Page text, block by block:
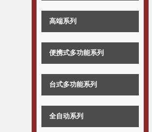
高端系列
便携式多功能系列
台式多功能系列
全自动系列